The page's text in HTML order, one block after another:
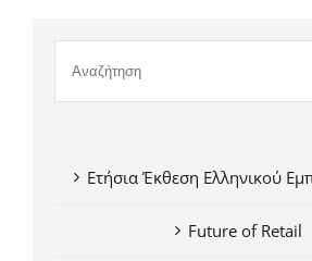
Ετήσια Έκθεση Ελληνικού
Future of Retail